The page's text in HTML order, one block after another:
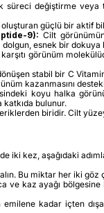
değiştirme
güçlü bir aktif
9): Cilt
esnek bir
görünüm
stabil bir C
kazanmasını
koyu halka
bulunur.
biridir. Cilt
iki kez, aşağıdaki
Bu miktar her iki
kaz ayağı
emilene kadar içten